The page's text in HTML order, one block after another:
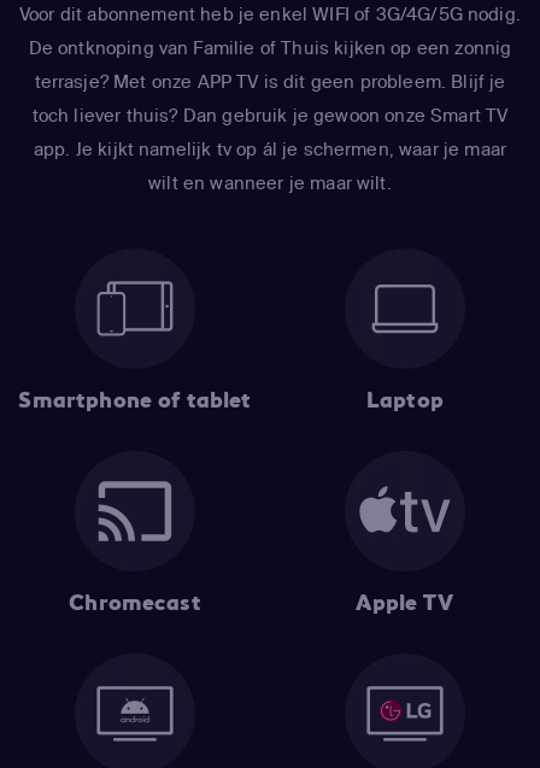
Voor dit abonnement heb je enkel WIFI of 3G/4G/5G nodig.
De ontknoping van Familie of Thuis kijken op een zonnig
terrasje? Met onze APP TV is dit geen probleem. Blijf je
toch liever thuis? Dan gebruik je gewoon onze Smart TV
app. Je kijkt namelijk tv op ál je schermen, waar je maar
wilt en wanneer je maar wilt.
Smartphone of tablet Laptop
Chromecast Apple TV